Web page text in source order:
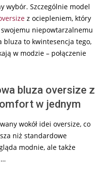
wybór. Szczególnie model
z ociepleniem, który
niepowtarzalnemu
bluza to kwintesencja tego,
w modzie – połączenie
bluza oversize z
w jednym
wokół idei oversize, co
niż standardowe
modnie, ale także